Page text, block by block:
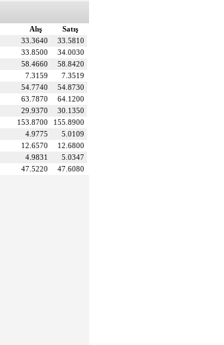
Satış
Alış
33.5810
33.3640
34.0030
33.8500
58.8420
58.4660
7.3519
7.3159
54.8730
54.7740
64.1200
63.7870
30.1350
29.9370
155.8900
153.8700
5.0109
4.9775
12.6800
12.6570
5.0347
4.9831
47.6080
47.5220